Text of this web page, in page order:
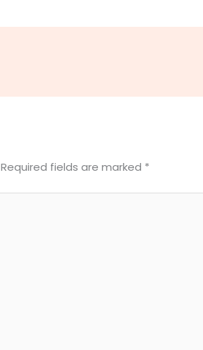
Required fields are marked *